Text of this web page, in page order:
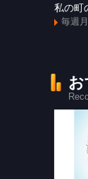
私の町
毎週
お